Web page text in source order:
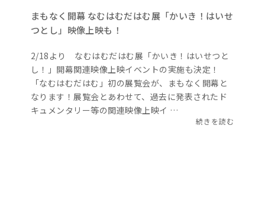
まもなく開幕 なむはむだはむ展「かいき！はいせ
つとし」映像上映も！
2/18より なむはむだはむ展「かいき！はいせつと
し！」開幕関連映像上映イベントの実施も決定！
「なむはむだはむ」初の展覧会が、まもなく開幕と
なります！展覧会とあわせて、過去に発表されたド
キュメンタリー等の関連映像上映イ …
続きを読む